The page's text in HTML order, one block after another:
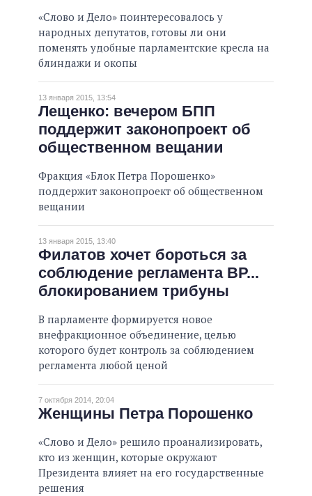
«Слово и Дело» поинтересовалось у
народных депутатов, готовы ли они
поменять удобные парламентские кресла на
блиндажи и окопы
13 января 2015, 13:54
Лещенко: вечером БПП
поддержит законопроект об
общественном вещании
Фракция «Блок Петра Порошенко»
поддержит законопроект об общественном
вещании
13 января 2015, 13:40
Филатов хочет бороться за
соблюдение регламента ВР...
блокированием трибуны
В парламенте формируется новое
внефракционное объединение, целью
которого будет контроль за соблюдением
регламента любой ценой
7 октября 2014, 20:04
Женщины Петра Порошенко
«Слово и Дело» решило проанализировать,
кто из женщин, которые окружают
Президента влияет на его государственные
решения